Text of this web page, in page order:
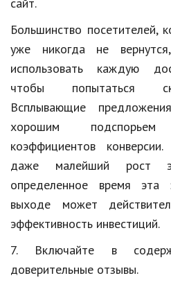
Большинство
уже никогда не
использовать каждую
чтобы попытаться
Всплывающие
хорошим
коэффициентов конверсии.
даже малейший рост
определенное время эта
выходе может
эффективность инвестиций.
7. Включайте в
доверительные отзывы.